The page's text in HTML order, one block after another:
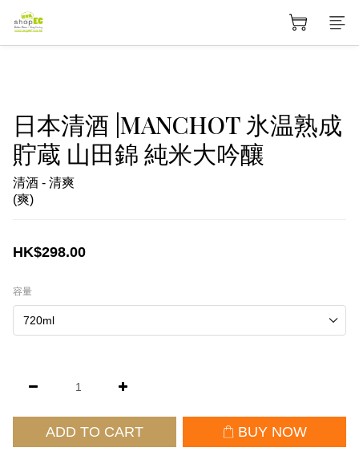
日本清酒 |MANCHOT 氷温熟成
貯蔵 山田錦 純米大吟釀
清酒 - 清爽
(爽)
HK$298.00
容量
ADD TO CART BUY NOW